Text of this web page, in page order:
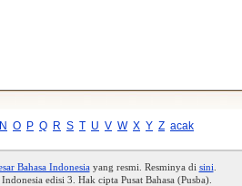
N O P Q R S T U V W X Y Z acak
Bahasa Indonesiayang resmi. Resminya di sini
edisi 3. Hak cipta Pusat Bahasa (Pusba).